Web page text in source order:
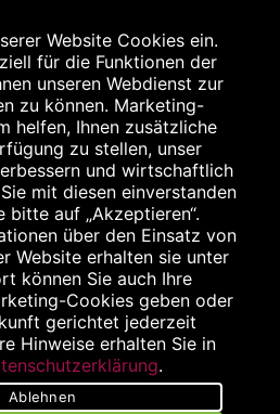
solange der Vorrat reicht. Für Druck-
lesen Sie die Packungsbeilage und fragen
Apothekenerstattungspreis
Preisempfehlung der Hersteller. Der
Ansatz gebrachter Preis für rezeptfreie
dem für Apotheken verbindlichen
in bestimmten Fällen (z.B. bei Kindern
der gesetzlichen Krankenversicherung
Erstattungspreis im Falle einer
Krankenkassen, vor Abzug eines
§130 Abs. 1 SGB V.
des Herstellers (UVP).
by apovena.de
Website Cookies ein.
für die Funktionen der
unseren Webdienst zur
zu können. Marketing-
helfen, Ihnen zusätzliche
zu stellen, unser
und wirtschaftlich
mit diesen einverstanden
bitte auf „Akzeptieren“.
über den Einsatz von
Website erhalten sie unter
können Sie auch Ihre
Cookies geben oder
gerichtet jederzeit
Hinweise erhalten Sie in
.
Ablehnen